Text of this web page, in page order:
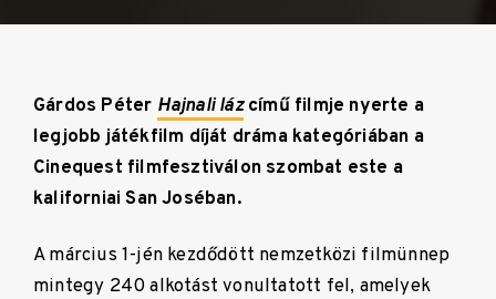
Gárdos Péter Hajnali lázcímű filmje nyerte a
legjobb játékfilm díját dráma kategóriában a
Cinequest filmfesztiválon szombat este a
kaliforniai San Joséban.
A március 1-jén kezdődött nemzetközi filmünnep
mintegy 240 alkotást vonultatott fel, amelyek